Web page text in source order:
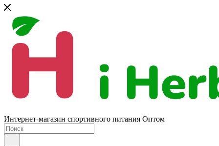
Интернет-магазин спортивного питания Оптом